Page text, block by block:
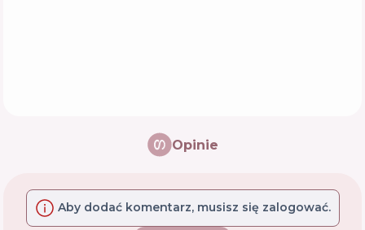
Opinie
Aby dodać komentarz, musisz się zalogować.